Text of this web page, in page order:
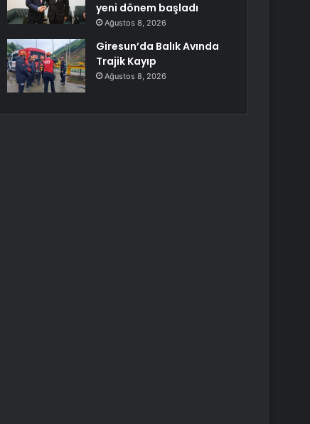
yeni dönem başladı
Ağustos 8, 2026
Giresun’da Balık Avında
Trajik Kayıp
Ağustos 8, 2026